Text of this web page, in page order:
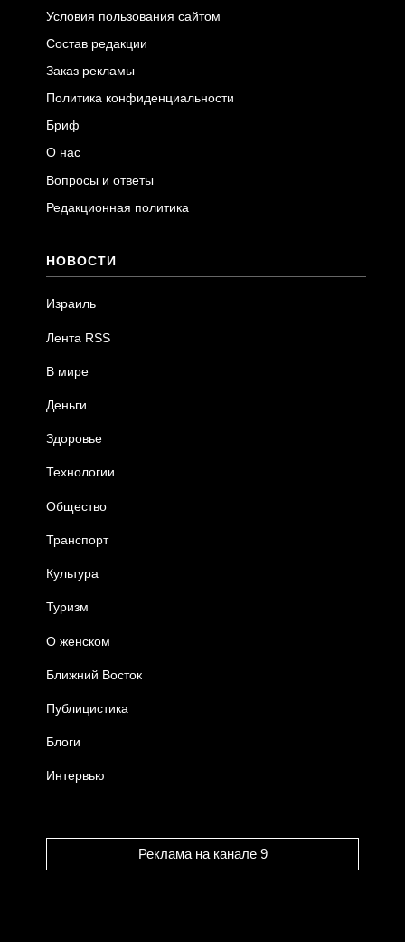
Условия пользования сайтом
Состав редакции
Заказ рекламы
Политика конфиденциальности
Бриф
О нас
Вопросы и ответы
Редакционная политика
НОВОСТИ
Израиль
Лента RSS
В мире
Деньги
Здоровье
Технологии
Общество
Транспорт
Культура
Туризм
О женском
Ближний Восток
Публицистика
Блоги
Интервью
Реклама на канале 9